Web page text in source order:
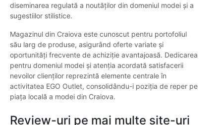
diseminarea regulată a noutăților din domeniul modei și a
sugestiilor stilistice.
Magazinul din Craiova este cunoscut pentru portofoliul
său larg de produse, asigurând oferte variate și
oportunități frecvente de achiziție avantajoasă. Dedicarea
pentru domeniul modei și atenția acordată satisfacerii
nevoilor clienților reprezintă elemente centrale în
activitatea EGO Outlet, consolidându-i poziția de reper pe
piața locală a modei din Craiova.
Review-uri pe mai multe site-uri